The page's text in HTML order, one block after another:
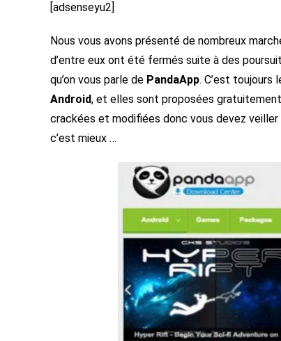
[adsenseyu2]
Nous vous avons présenté de nombreux
d’entre eux ont été fermés suite à des
qu’on vous parle de PandaApp. C’est toujours
Android, et elles sont proposées
crackées et modifiées donc vous devez veiller
c’est mieux …